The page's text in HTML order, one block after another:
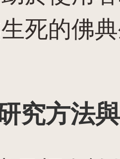
死的佛
究方法